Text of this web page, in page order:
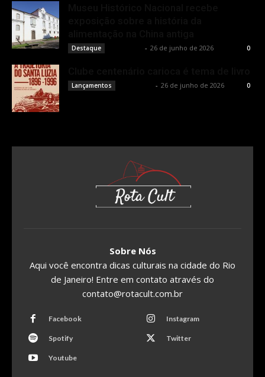
Destaque - 26 de junho de 2026 0
Lançamentos - 26 de junho de 2026 0
Sobre Nós
Aqui você encontra dicas culturais na cidade do Rio
de Janeiro! Entre em contato através do
contato@rotacult.com.br
Facebook Instagram
Spotify Twitter
Youtube